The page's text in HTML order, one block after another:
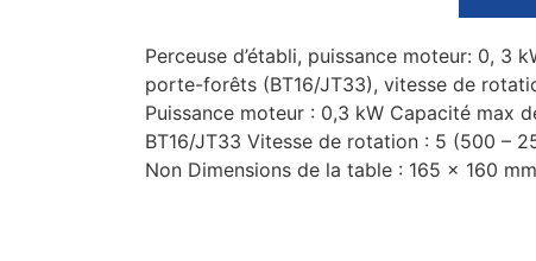
Perceuse d’établi, puissance moteur: 0, 3
porte-forêts (BT16/JT33), vitesse de
Puissance moteur : 0,3 kW Capacité max
BT16/JT33 Vitesse de rotation : 5 (500 –
Non Dimensions de la table : 165 x 160